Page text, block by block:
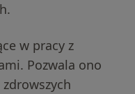
w pracy z
Pozwala ono